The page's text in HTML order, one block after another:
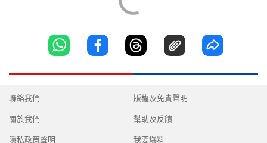
聯絡我們
關於我們
隱私政策聲明
版權及免責聲明
幫助及反饋
我要爆料